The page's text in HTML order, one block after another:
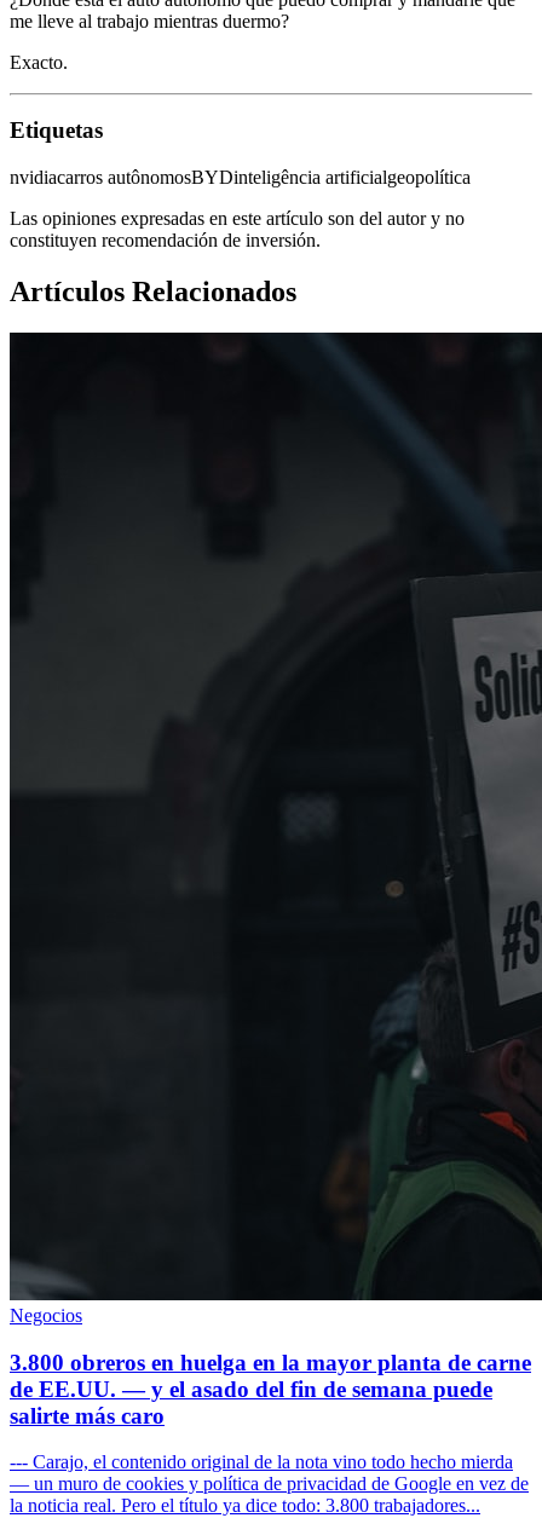
me lleve al trabajo mientras duermo?
Exacto.
Etiquetas
nvidiacarros autônomosBYDinteligência artificialgeopolítica
Las opiniones expresadas en este artículo son del autor y no
constituyen recomendación de inversión.
Artículos Relacionados
Negocios
3.800 obreros en huelga en la mayor planta de carne
de EE.UU. — y el asado del fin de semana puede
salirte más caro
--- Carajo, el contenido original de la nota vino todo hecho mierda
— un muro de cookies y política de privacidad de Google en vez de
la noticia real. Pero el título ya dice todo: 3.800 trabajadores...